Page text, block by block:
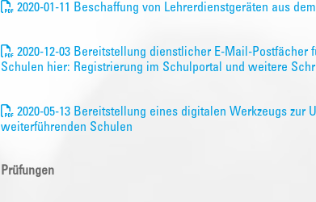
2020-01-11 Beschaffung von Lehrerdienstgeräten aus
2020-12-03 Bereitstellung dienstlicher E-Mail-
Schulen hier: Registrierung im Schulportal und weitere
2020-05-13 Bereitstellung eines digitalen Werkzeugs zur
weiterführenden Schulen
Prüfungen